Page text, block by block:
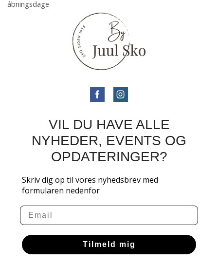
åbningsdage
VIL DU HAVE ALLE
NYHEDER, EVENTS OG
OPDATERINGER?
Skriv dig op til vores nyhedsbrev med
formularen nedenfor
Email
Tilmeld mig